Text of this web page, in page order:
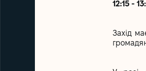
12:15 -
Захід